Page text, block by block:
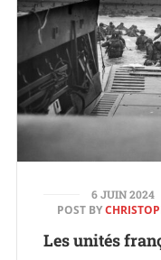
6 JUIN 2024
POST BY
Les unités